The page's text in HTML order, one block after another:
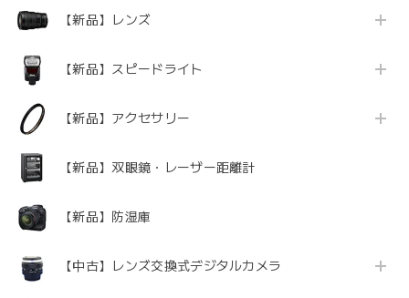
【新品】レンズ
【新品】スピードライト
【新品】アクセサリー
【新品】双眼鏡・レーザー距離計
【新品】防湿庫
【中古】レンズ交換式デジタルカメラ